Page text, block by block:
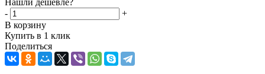
-
+
В корзину
Купить в 1 клик
Поделиться